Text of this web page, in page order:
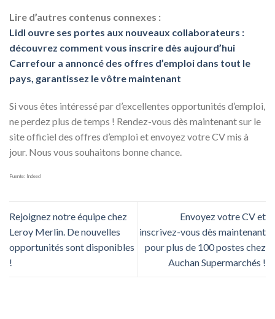
Lire d’autres contenus connexes :
Lidl ouvre ses portes aux nouveaux collaborateurs :
découvrez comment vous inscrire dès aujourd’hui
Carrefour a annoncé des offres d’emploi dans tout le
pays, garantissez le vôtre maintenant
Si vous êtes intéressé par d’excellentes opportunités d’emploi,
ne perdez plus de temps ! Rendez-vous dès maintenant sur le
site officiel des offres d’emploi et envoyez votre CV mis à
jour. Nous vous souhaitons bonne chance.
Fuente: Indeed
Rejoignez notre équipe chez
Leroy Merlin. De nouvelles
opportunités sont disponibles
!
Envoyez votre CV et
inscrivez-vous dès maintenant
pour plus de 100 postes chez
Auchan Supermarchés !